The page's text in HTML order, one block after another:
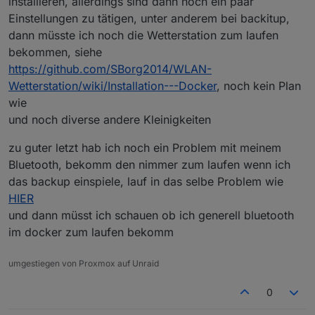
Einstellungen zu tätigen, unter anderem bei backitup,
dann müsste ich noch die Wetterstation zum laufen
bekommen, siehe
https://github.com/SBorg2014/WLAN-
Wetterstation/wiki/Installation---Docker, noch kein Plan
wie
und noch diverse andere Kleinigkeiten
zu guter letzt hab ich noch ein Problem mit meinem
Bluetooth, bekomm den nimmer zum laufen wenn ich
das backup einspiele, lauf in das selbe Problem wie
HIER
und dann müsst ich schauen ob ich generell bluetooth
im docker zum laufen bekomm
umgestiegen von Proxmox auf Unraid
0